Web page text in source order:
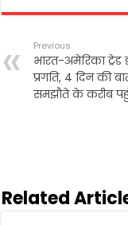
e
o
o
k
t
e
r
i
t
A
p
p
Previous
भारत-अमेरिका ट्रेड
प्रगति, 4 दिन की
समझौते के करीब
Related